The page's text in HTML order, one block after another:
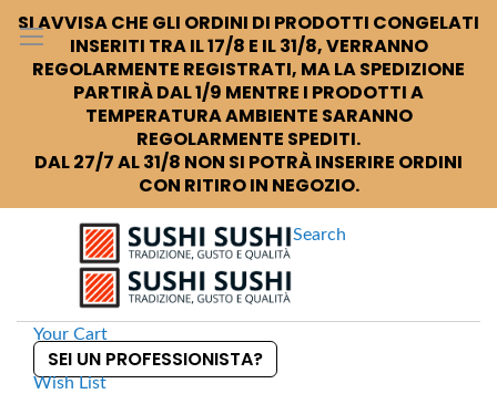
SI AVVISA CHE GLI ORDINI DI PRODOTTI CONGELATI
INSERITI TRA IL 17/8 E IL 31/8, VERRANNO
REGOLARMENTE REGISTRATI, MA LA SPEDIZIONE
PARTIRÀ DAL 1/9 MENTRE I PRODOTTI A
TEMPERATURA AMBIENTE SARANNO
REGOLARMENTE SPEDITI.
DAL 27/7 AL 31/8 NON SI POTRÀ INSERIRE ORDINI
CON RITIRO IN NEGOZIO.
Search
Your Cart
SEI UN PROFESSIONISTA?
Wish List